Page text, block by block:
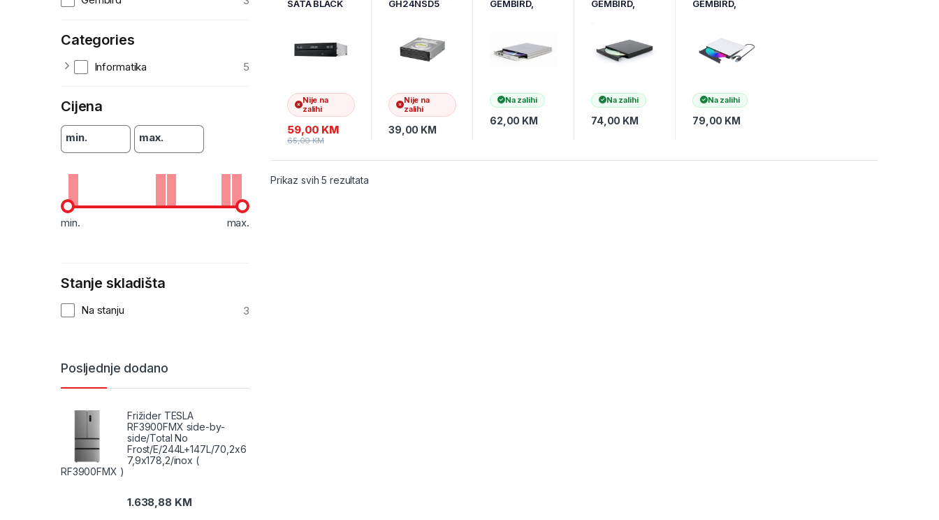
SATA BLACK
Nije na
zalihi
59,00 KM
65,00KM
GH24NSD5
ARAA10B
Nije na
zalihi
39,00 KM
GEMBIRD,
Na zalihi
62,00 KM
GEMBIRD,
Na zalihi
74,00 KM
GEMBIRD,
DVD-USB-031-
BW
Na zalihi
79,00 KM
Prikaz svih 5 rezultata
Categories
Informatika 5
Cijena
min. max.
min. max.
Stanje skladišta
Na stanju 3
Posljednje dodano
Frižider TESLA
RF3900FMX side-by-
side/Total No
Frost/E/244L+147L/70,2x6
7,9x178,2/inox (
RF3900FMX )
1.638,88 KM